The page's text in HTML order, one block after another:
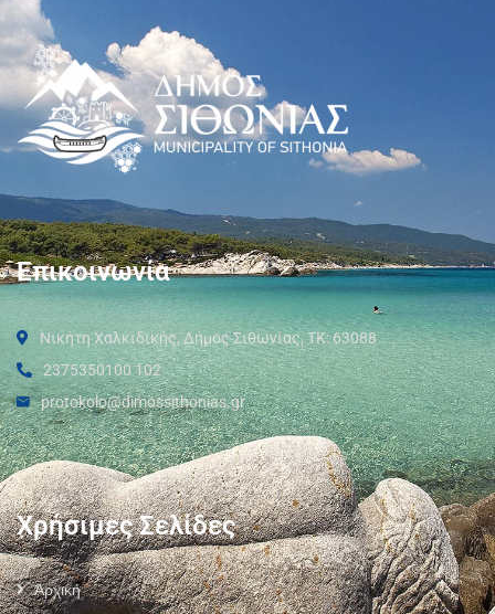
Επικοινωνία
Νικήτη Χαλκιδικής, Δήμος Σιθωνίας, ΤΚ: 63088
2375350100 102
protokolo@dimossithonias.gr
Χρήσιμες Σελίδες
Αρχική